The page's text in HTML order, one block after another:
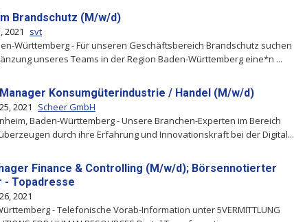
Brandschutz (M/w/d)
2021
svt
Württemberg - Für unseren Geschäftsbereich Brandschutz suchen
unseres Teams in der Region Baden-Württemberg eine*n ...
Konsumgüterindustrie / Handel (M/w/d)
2021
Scheer GmbH
Baden-Württemberg - Unsere Branchen-Experten im Bereich
durch ihre Erfahrung und Innovationskraft bei der Digital...
Finance & Controlling (M/w/d); Börsennotierter
- Topadresse
2021
- Telefonische Vorab-Information unter 5VERMITTLUNG